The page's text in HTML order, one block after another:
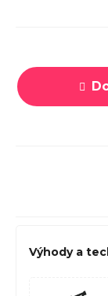
cena:
Výhody a
2026
€979